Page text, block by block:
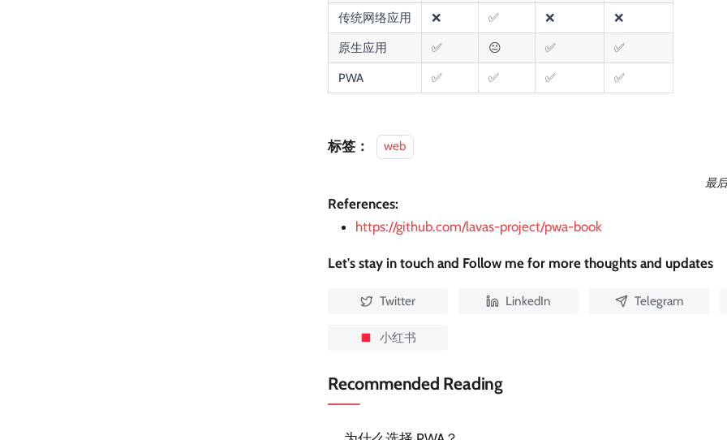
传统网络应用 ❌ ✅ ❌ ❌
原生应用 ✅ 😐 ✅️ ✅
PWA ✅ ✅ ✅ ✅
标签： web
最后
References:
https://github.com/lavas-project/pwa-book
Let's stay in touch and Follow me for more thoughts and updates
Twitter LinkedIn Telegram
小红书
Recommended Reading